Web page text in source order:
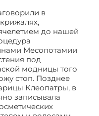
в
до нашей
Месопотамии
под
модницы того
стоп. Позднее
Клеопатры, в
записывала